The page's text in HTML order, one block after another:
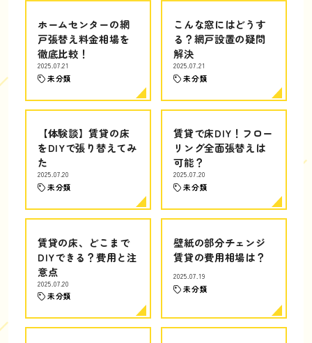
ホームセンターの網
戸張替え料金相場を
徹底比較！
2025.07.21
未分類
こんな窓にはどうす
る？網戸設置の疑問
解決
2025.07.21
未分類
【体験談】賃貸の床
をDIYで張り替えてみ
た
2025.07.20
未分類
賃貸で床DIY！フロー
リング全面張替えは
可能？
2025.07.20
未分類
賃貸の床、どこまで
DIYできる？費用と注
意点
2025.07.20
未分類
壁紙の部分チェンジ
賃貸の費用相場は？
2025.07.19
未分類